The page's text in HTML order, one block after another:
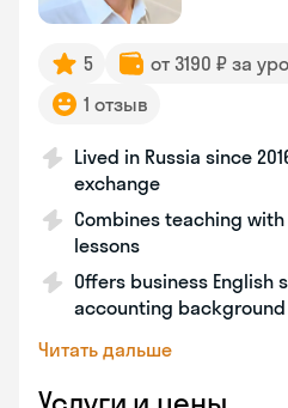
5 от 3190 ₽ за
1 отзыв
Lived in Russia since
exchange
Combines teaching
lessons
Offers business English
accounting background
Читать дальше